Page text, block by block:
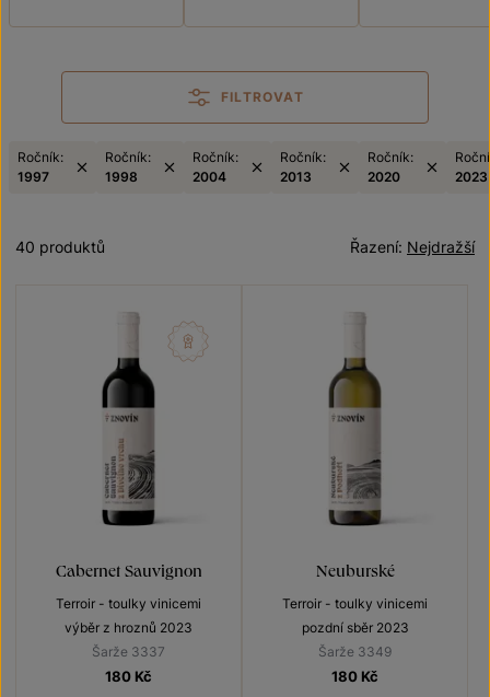
FILTROVAT
Ročník:
1997
Ročník:
1998
Ročník:
2004
Ročník:
2013
Ročník:
2020
2023
Nejdražší
Řazení:
40 produktů
Cabernet Sauvignon
Terroir - toulky vinicemi
výběr z hroznů 2023
Šarže 3337
180 Kč
Neuburské
Terroir - toulky vinicemi
pozdní sběr 2023
Šarže 3349
180 Kč